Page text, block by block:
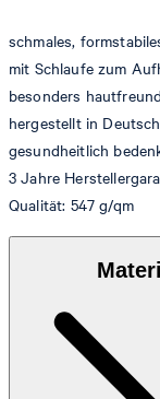
schmales,
mit Schlaufe zum
besonders
hergestellt in
gesundheitlich
3 Jahre
Qualität: 547 g/qm